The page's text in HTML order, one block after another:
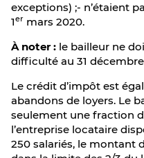
exceptions) ;- n’étaient
1er mars 2020.
À noter : le bailleur ne
difficulté au 31 décembre
Le crédit d’impôt est
abandons de loyers. Le
seulement une fraction
l’entreprise locataire
250 salariés, le montant